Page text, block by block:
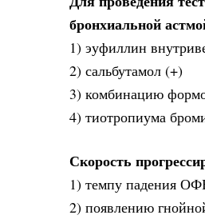
бронхиальной
1) эуфиллин
2) сальбутамол (+)
3) комбинацию
4) тиотропиума
Скорость
1) темпу падения
2) появлению